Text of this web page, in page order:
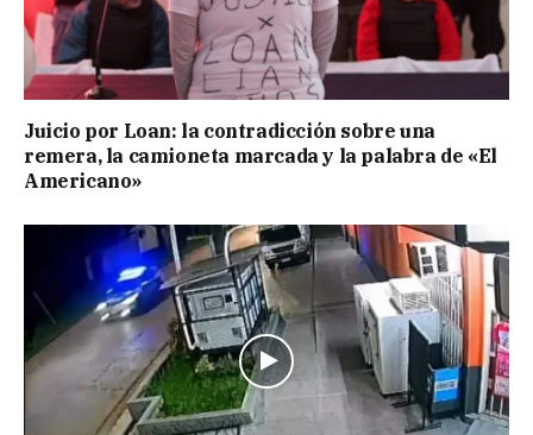
Juicio por Loan: la contradicción sobre una
remera, la camioneta marcada y la palabra de «El
Americano»